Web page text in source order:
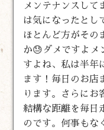
メンテナンスして
は気になったとし
ほとんど方がその
か😓ダメですよメ
すよね、私は半年
ます！毎日のお店
ります。さらにお
結構な距離を毎日
のです。何事もな